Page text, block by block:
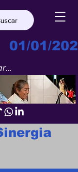
01/01/